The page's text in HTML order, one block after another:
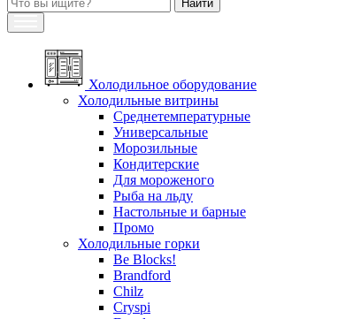
Холодильное оборудование
Холодильные витрины
Среднетемпературные
Универсальные
Морозильные
Кондитерские
Для мороженого
Рыба на льду
Настольные и барные
Промо
Холодильные горки
Be Blocks!
Brandford
Chilz
Cryspi